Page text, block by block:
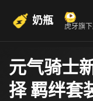
奶瓶 虎牙旗
元气骑士
择 羁绊套